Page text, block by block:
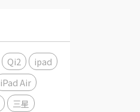
Qi2
ipad
iPad Air
三星